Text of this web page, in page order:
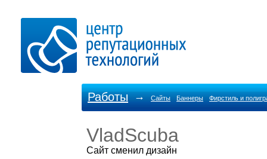
Работы → Сайты Баннеры Фирстиль и
VladScuba
Cайт сменил дизайн